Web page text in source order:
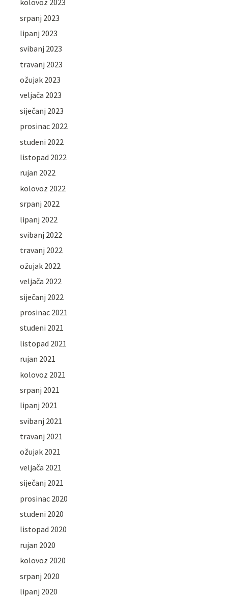
kolovoz 2023
srpanj 2023
lipanj 2023
svibanj 2023
travanj 2023
ožujak 2023
veljača 2023
siječanj 2023
prosinac 2022
studeni 2022
listopad 2022
rujan 2022
kolovoz 2022
srpanj 2022
lipanj 2022
svibanj 2022
travanj 2022
ožujak 2022
veljača 2022
siječanj 2022
prosinac 2021
studeni 2021
listopad 2021
rujan 2021
kolovoz 2021
srpanj 2021
lipanj 2021
svibanj 2021
travanj 2021
ožujak 2021
veljača 2021
siječanj 2021
prosinac 2020
studeni 2020
listopad 2020
rujan 2020
kolovoz 2020
srpanj 2020
lipanj 2020